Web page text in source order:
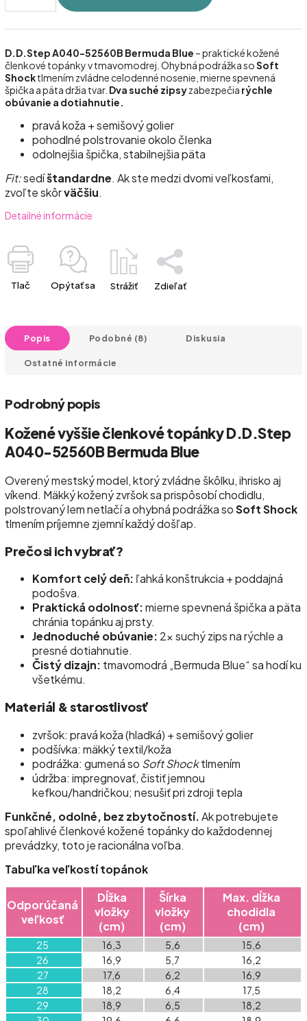
D.D.Step A040-52560B Bermuda Blue – praktické kožené
členkové topánky v tmavomodrej. Ohybná podrážka soSoft
Shocktlmením zvládne celodenné nosenie, mierne spevnená
špička a päta držia tvar. Dva suché zipsyzabezpečia rýchle
obúvanie a dotiahnutie.
pravá koža + semišový golier
pohodlné polstrovanie okolo členka
odolnejšia špička, stabilnejšia päta
Fit:sedíštandardne. Ak ste medzi dvomi veľkosťami,
zvoľte skôrväčšiu.
Detailné informácie
Tlač Opýtať sa Strážiť Zdieľať
Popis Podobné (8) Diskusia
Ostatné informácie
Podrobný popis
Kožené vyššie členkové topánky D.D.Step
A040-52560B Bermuda Blue
Overený mestský model, ktorý zvládne škôlku, ihrisko aj
víkend. Mäkký kožený zvršok sa prispôsobí chodidlu,
polstrovaný lem netlačí a ohybná podrážka soSoft Shock
tlmením príjemne zjemní každý došľap.
Prečo si ich vybrať?
Komfort celý deň: ľahká konštrukcia + poddajná
podošva.
Praktická odolnosť:mierne spevnená špička a päta
chránia topánku aj prsty.
Jednoduché obúvanie: 2× suchý zips na rýchle a
presné dotiahnutie.
Čistý dizajn: tmavomodrá „Bermuda Blue“ sa hodí ku
všetkému.
Materiál & starostlivosť
zvršok: pravá koža (hladká) + semišový golier
podšívka: mäkký textil/koža
podrážka: gumená so Soft Shocktlmením
údržba: impregnovať, čistiť jemnou
kefkou/handričkou; nesušiť pri zdroji tepla
Funkčné, odolné, bez zbytočností.Ak potrebujete
spoľahlivé členkové kožené topánky do každodennej
prevádzky, toto je racionálna voľba.
Tabuľka veľkostí topánok
Odporúčaná
veľkosť
Dĺžka
vložky
(cm)
Šírka
vložky
(cm)
Max. dĺžka
chodidla
(cm)
25 16,3 5,6
15,6
26
16,9 5,7
16,2
27
17,6 6,2
16,9
28
18,2 6,4
17,5
29
18,9 6,5
18,2